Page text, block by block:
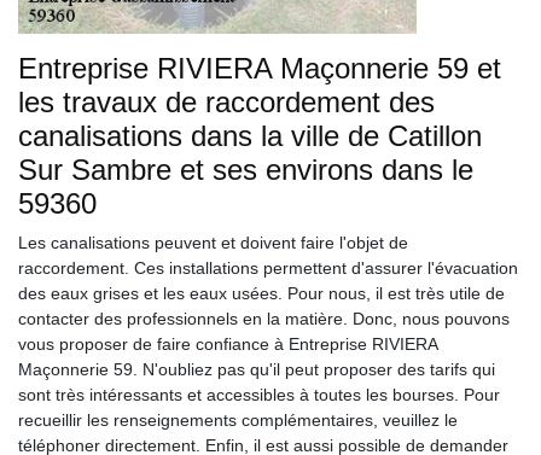
Entreprise RIVIERA Maçonnerie 59 et
les travaux de raccordement des
canalisations dans la ville de Catillon
Sur Sambre et ses environs dans le
59360
Les canalisations peuvent et doivent faire l'objet de
raccordement. Ces installations permettent d'assurer l'évacuation
des eaux grises et les eaux usées. Pour nous, il est très utile de
contacter des professionnels en la matière. Donc, nous pouvons
vous proposer de faire confiance à Entreprise RIVIERA
Maçonnerie 59. N'oubliez pas qu'il peut proposer des tarifs qui
sont très intéressants et accessibles à toutes les bourses. Pour
recueillir les renseignements complémentaires, veuillez le
téléphoner directement. Enfin, il est aussi possible de demander